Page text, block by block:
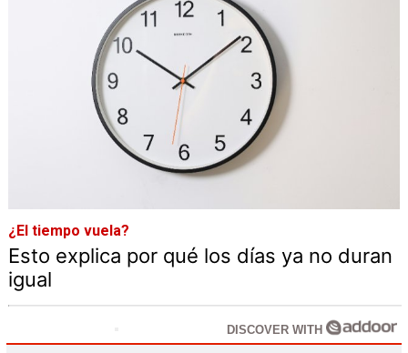
¿El tiempo vuela?
Esto explica por qué los días ya no duran
igual
DISCOVER WITH